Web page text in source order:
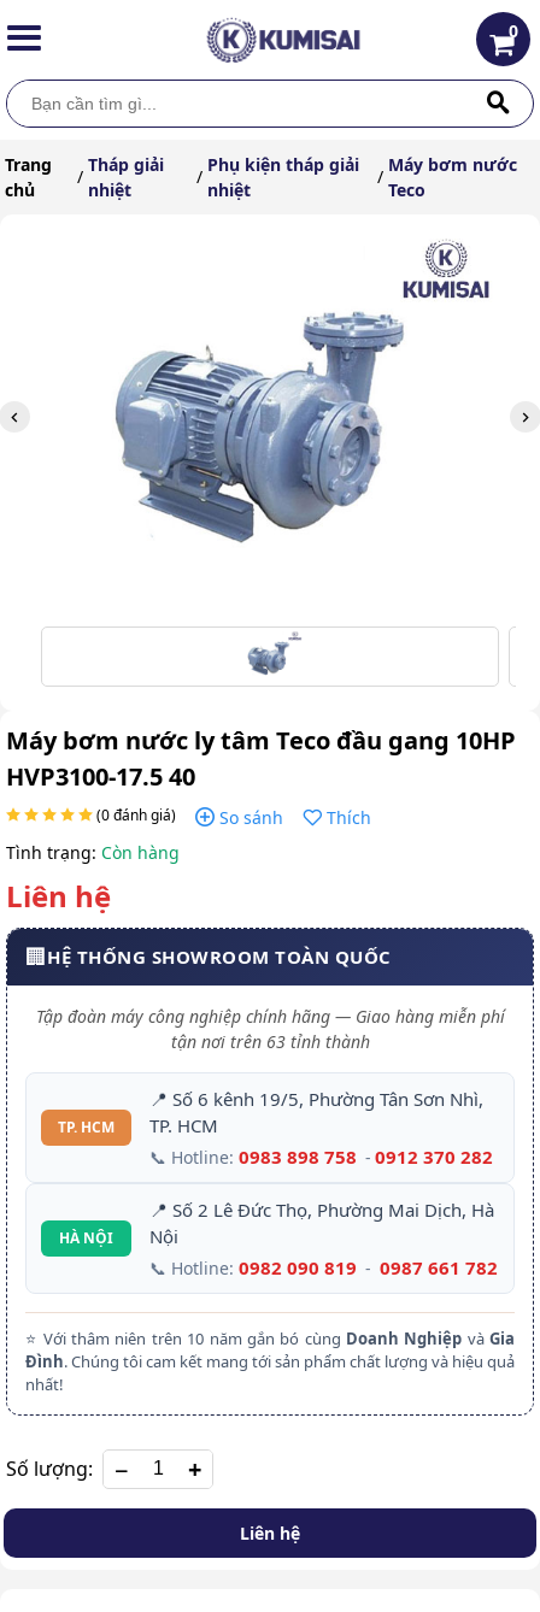
0
Trang
chủ
/
Tháp giải
nhiệt
/
Phụ kiện tháp giải
nhiệt
/
Máy bơm nước
Teco
Máy bơm nước ly tâm Teco đầu gang 10HP
HVP3100-17.5 40
(0 đánh giá) So sánh
Thích
Tình trạng: Còn hàng
Liên hệ
🏢HỆ THỐNG SHOWROOM TOÀN QUỐC
Tập đoàn máy công nghiệp chính hãng — Giao hàng miễn phí
tận nơi trên 63 tỉnh thành
TP. HCM
📍 Số 6 kênh 19/5, Phường Tân Sơn Nhì,
TP. HCM
📞 Hotline: 0983 898 758 - 0912 370 282
HÀ NỘI
📍 Số 2 Lê Đức Thọ, Phường Mai Dịch, Hà
Nội
📞 Hotline: 0982 090 819 - 0987 661 782
⭐ Với thâm niên trên 10 năm gắn bó cùng Doanh Nghiệp vàGia
Đình. Chúng tôi cam kết mang tới sản phẩm chất lượng và hiệu quả
nhất!
Số lượng: +
Liên hệ